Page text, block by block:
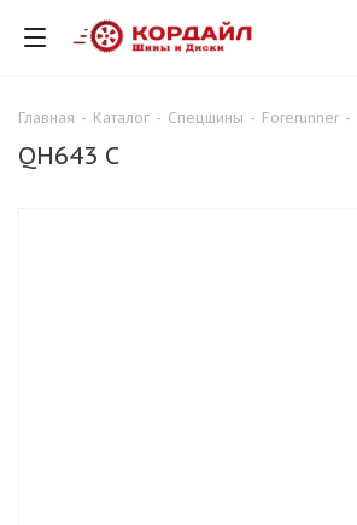
Главная - Каталог - Спецшины - Forerunner -
QH643 C